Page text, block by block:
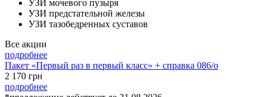
УЗИ мочевого пузыря
УЗИ предстательной железы
УЗИ тазобедренных суставов
Все акции
подробнее
Пакет «Первый раз в первый класс» + справка 086/о
2 170 грн
подробнее